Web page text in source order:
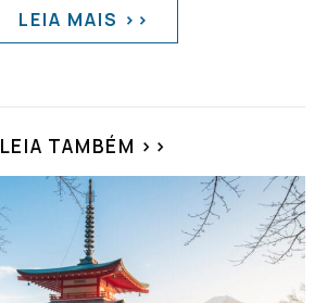
LEIA MAIS >>
LEIA TAMBÉM >>